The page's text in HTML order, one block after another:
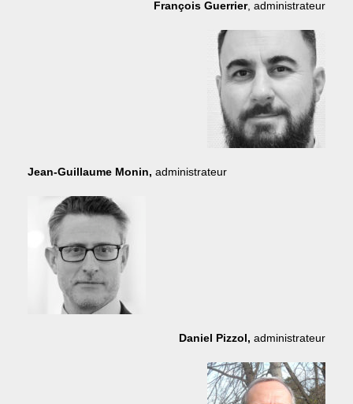
François Guerrier, administrateur
Jean-Guillaume Monin, administrateur
Daniel Pizzol, administrateur